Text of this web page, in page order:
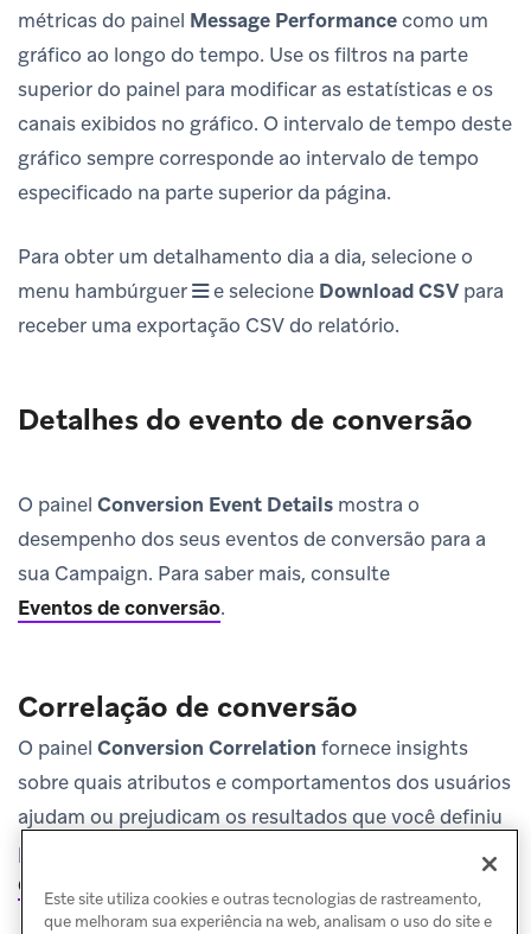
métricas do painel Message Performancecomo um
gráfico ao longo do tempo. Use os filtros na parte
superior do painel para modificar as estatísticas e os
canais exibidos no gráfico. O intervalo de tempo deste
gráfico sempre corresponde ao intervalo de tempo
especificado na parte superior da página.
Para obter um detalhamento dia a dia, selecione o
menu hambúrguer
e selecione Download CSV para
receber uma exportação CSV do relatório.
Detalhes do evento de conversão
O painel Conversion Event Details mostra o
desempenho dos seus eventos de conversão para a
sua Campaign. Para saber mais, consulte
Eventos de conversão.
Correlação de conversão
O painel Conversion Correlation fornece insights
sobre quais atributos e comportamentos dos usuários
ajudam ou prejudicam os resultados que você definiu
para as Campaigns. Para saber mais, consulte
Correlação de conversão
Este site utiliza cookies e outras tecnologias de rastreamento,
que melhoram sua experiência na web, analisam o uso do site e